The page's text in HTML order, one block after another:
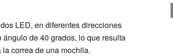
LED, en diferentes direcciones
de 40 grados, lo que resulta
correa de una mochila.